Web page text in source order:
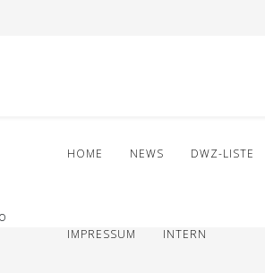
HOME NEWS DWZ-LISTE
IMPRESSUM INTERN